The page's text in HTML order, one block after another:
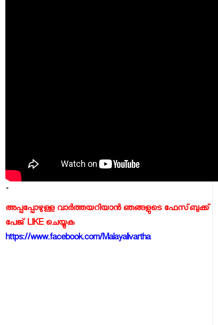
"
അപ്പപ്പോഴുള്ള വാര്‍ത്തയറിയാന്‍ ഞങ്ങളുടെ ഫേസ്‌ബുക്ക്‌
പേജ് LIKE ചെയ്യുക
https://www.facebook.com/Malayalivartha